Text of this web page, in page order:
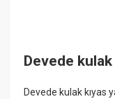
Devede
Devede kulak kıyas